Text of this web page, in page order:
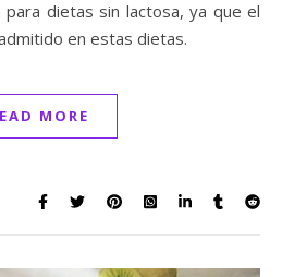
dietas sin lactosa, ya que el
en estas dietas.
MORE